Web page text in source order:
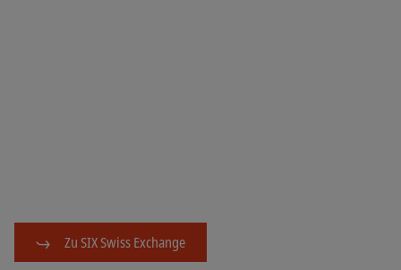
Zu SIX Swiss Exchange